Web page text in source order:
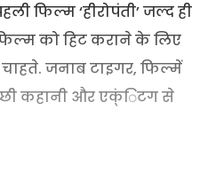
फिल्म ‘हीरोपंती’ जल्द ही
को हिट कराने के लिए
जनाब टाइगर, फिल्में
कहानी और एक्ंिटग से